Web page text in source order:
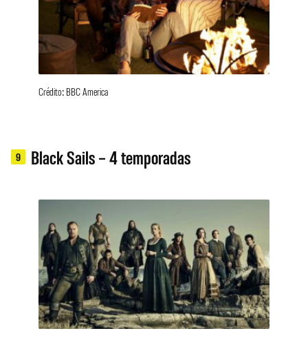
Crédito: BBC America
9 Black Sails – 4 temporadas